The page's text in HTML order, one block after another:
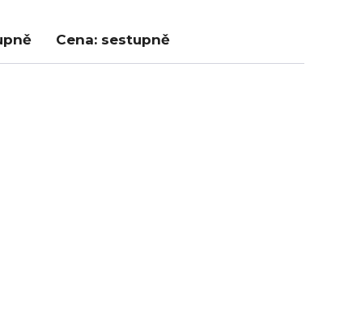
Cena: sestupně